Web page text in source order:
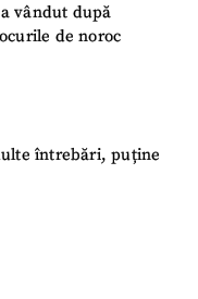
vândut după
de noroc
întrebări, puține